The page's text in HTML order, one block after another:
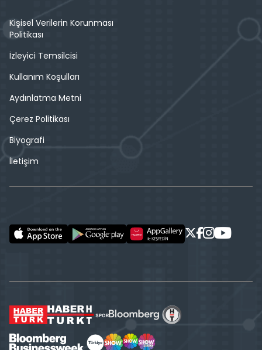
Kişisel Verilerin Korunması
Politikası
İzleyici Temsilcisi
Kullanım Koşulları
Aydınlatma Metni
Çerez Politikası
Biyografi
İletişim